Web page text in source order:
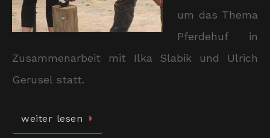
um das Thema
Pferdehuf in
Zusammenarbeit mit Ilka Slabik und Ulrich
Gerusel statt.
weiter lesen